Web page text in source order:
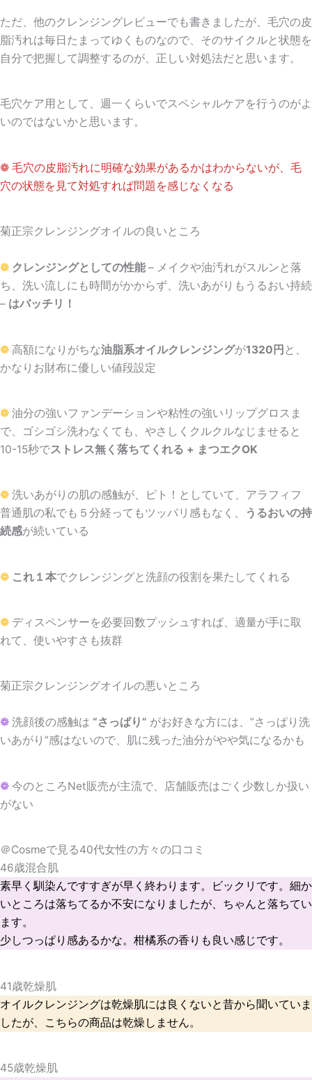
ただ、他のクレンジングレビューでも書きましたが、毛穴の皮
脂汚れは毎日たまってゆくものなので、そのサイクルと状態を
自分で把握して調整するのが、正しい対処法だと思います。
毛穴ケア用として、週一くらいでスペシャルケアを行うのがよ
いのではないかと思います。
❁ 毛穴の皮脂汚れに明確な効果があるかはわからないが、毛
穴の状態を見て対処すれば問題を感じなくなる
菊正宗クレンジングオイルの良いところ
❁ クレンジングとしての性能– メイクや油汚れがスルンと落
ち、洗い流しにも時間がかからず、洗いあがりもうるおい持続
– はバッチリ！
❁ 高額になりがちな油脂系オイルクレンジングが1320円 と、
かなりお財布に優しい値段設定
❁ 油分の強いファンデーションや粘性の強いリップグロスま
で、ゴシゴシ洗わなくても、やさしくクルクルなじませると
10-15秒でストレス無く落ちてくれる + まつエクOK
❁ 洗いあがりの肌の感触が、ピト！としていて、アラフィフ
普通肌の私でも５分経ってもツッパリ感もなく、
うるおいの持
続感が続いている
❁ これ１本でクレンジングと洗顔の役割を果たしてくれる
❁ ディスペンサーを必要回数プッシュすれば、適量が手に取
れて、使いやすさも抜群
菊正宗クレンジングオイルの悪いところ
❁ 洗顔後の感触は “さっぱり” がお好きな方には、”さっぱり洗
いあがり”感はないので、肌に残った油分がやや気になるかも
❁ 今のところNet販売が主流で、店舗販売はごく少数しか扱い
がない
＠Cosmeで見る40代女性の方々の口コミ
素早く馴染んですすぎが早く終わります。ビックリです。細か
いところは落ちてるか不安になりましたが、ちゃんと落ちてい
ます。
少しつっぱり感あるかな。柑橘系の香りも良い感じです。
オイルクレンジングは乾燥肌には良くないと昔から聞いていま
したが、こちらの商品は乾燥しません。